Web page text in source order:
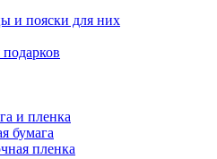
и пояски для них
и пленка
бумага
пленка